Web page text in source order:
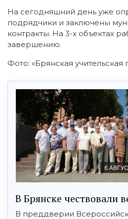
На сегодняшний день уже
подрядчики и заключены
контракты. На 3-х объектах
завершению.
Фото: «Брянская учительская
6
В Брянске чествовали
В преддверии